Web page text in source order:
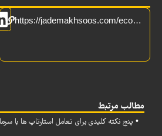
https://jademakhsoos.com/economic/%D8%AA%D8%A7%D8%AB%DB%8C%D8%B1-%D8%B7%D9%88%D9%84%D8%A7%D9%86%DB%8C-%D9%85%D8%AF%D8%AA-%D8%AA%D8%A8%D9%84%DB%8C%D8%BA%D8%A7%D8%AA-%D8%A8%D8%B1-%D8%A7%D9%81%D8%B2%D8%A7%DB%8C%D8%B4-%D9%81%D8%B1%D9%88/
مطالب مرتبط
• پنج نکته کلیدی برای تعامل استارتاپ‌ ها با